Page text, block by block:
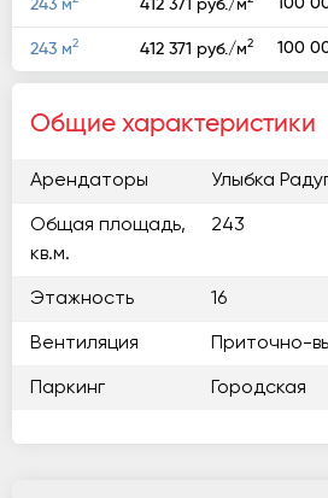
243 м 412 371 руб./м 100
243 м2 412 371 руб./м2 100
Общие характеристики
Арендаторы Улыбка
Общая площадь,
кв.м.
243
Этажность 16
Вентиляция Приточно-
Паркинг Городская